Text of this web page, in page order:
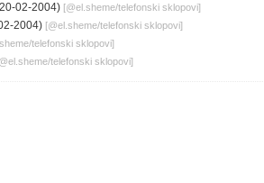
02-2004) [@el.sheme/telefonski sklopovi]
2004) [@el.sheme/telefonski sklopovi]
/telefonski sklopovi]
el.sheme/telefonski sklopovi]